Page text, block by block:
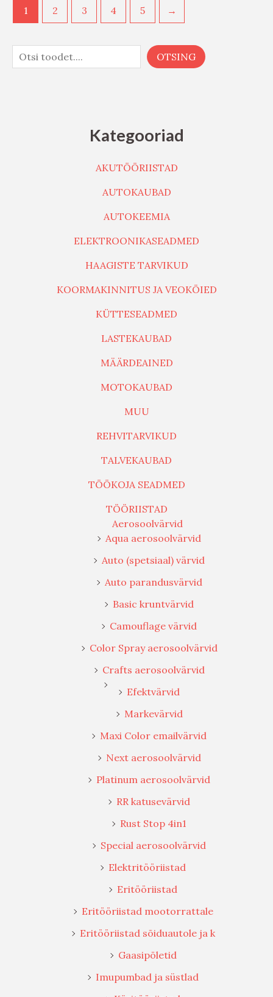
OTSING
Kategooriad
AKUTÖÖRIISTAD
AUTOKAUBAD
AUTOKEEMIA
ELEKTROONIKASEADMED
HAAGISTE TARVIKUD
KOORMAKINNITUS JA VEOKÖIED
KÜTTESEADMED
LASTEKAUBAD
MÄÄRDEAINED
MOTOKAUBAD
MUU
REHVITARVIKUD
TALVEKAUBAD
TÖÖKOJA SEADMED
TÖÖRIISTAD
Aerosoolvärvid
Aqua aerosoolvärvid
Auto (spetsiaal) värvid
Auto parandusvärvid
Basic kruntvärvid
Camouflage värvid
Color Spray aerosoolvärvid
Crafts aerosoolvärvid
Efektvärvid
Markevärvid
Maxi Color emailvärvid
Next aerosoolvärvid
Platinum aerosoolvärvid
RR katusevärvid
Rust Stop 4in1
Special aerosoolvärvid
Elektritööriistad
Eritööriistad
Eritööriistad mootorrattale
Eritööriistad sõiduautole ja k
Gaasipõletid
Imupumbad ja süstlad
1 2 3 4 5 →